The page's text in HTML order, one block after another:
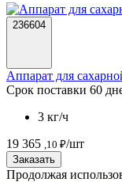
236604
Аппарат для
Срок поставки 60
3 кг/ч
19 365 ,10 ₽/шт
Заказать
Продолжая